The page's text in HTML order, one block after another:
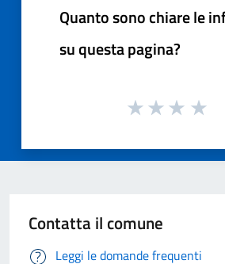
Quanto sono chiare le
su questa pagina?
Contatta il comune
Leggi le domande frequenti